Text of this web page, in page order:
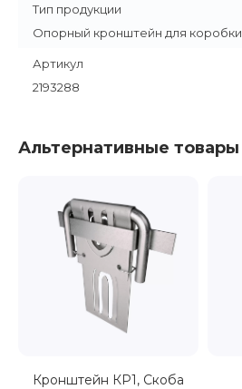
Тип продукции
Опорный кронштейн для коробки
Артикул
2193288
Альтернативные товары
Кронштейн КР1, Скоба